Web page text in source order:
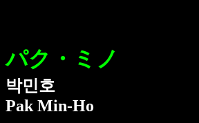
パク・ミノ
박민호
Pak Min-Ho